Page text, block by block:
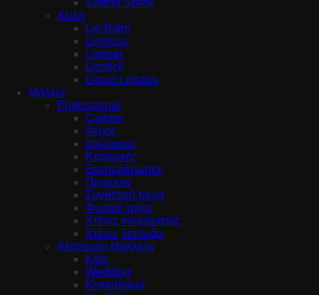
Χείλη
Lip Balm
Lipgloss
Lipliner
Lipstick
Liquid Lipstick
Μαλλιά
Professional
Carbon
Αέρος
Ισιώματος
Κεραμικές
Ξεμπερδέματος
Πιρούνες
Συνθετική τρίχα
Φυσική τρίχα
Χτένες κουρέματος
Χτένες λισουάρ
Αξεσουάρ Μαλλιών
Kids
Wedding
Κοκκαλάκια